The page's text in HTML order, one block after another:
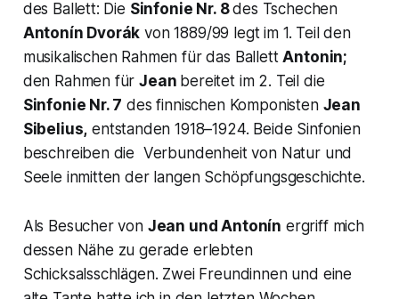
des Ballett: Die Sinfonie Nr. 8des Tschechen
Antonín Dvorák von 1889/99 legt im 1. Teil den
musikalischen Rahmen für das BallettAntonin;
den Rahmen fürJean bereitet im 2. Teil die
Sinfonie Nr. 7 des finnischen Komponisten Jean
Sibelius, entstanden 1918–1924. Beide Sinfonien
beschreiben die Verbundenheit von Natur und
Seele inmitten der langen Schöpfungsgeschichte.
Als Besucher von Jean und Antonín ergriff mich
dessen Nähe zu gerade erlebten
Schicksalsschlägen. Zwei Freundinnen und eine